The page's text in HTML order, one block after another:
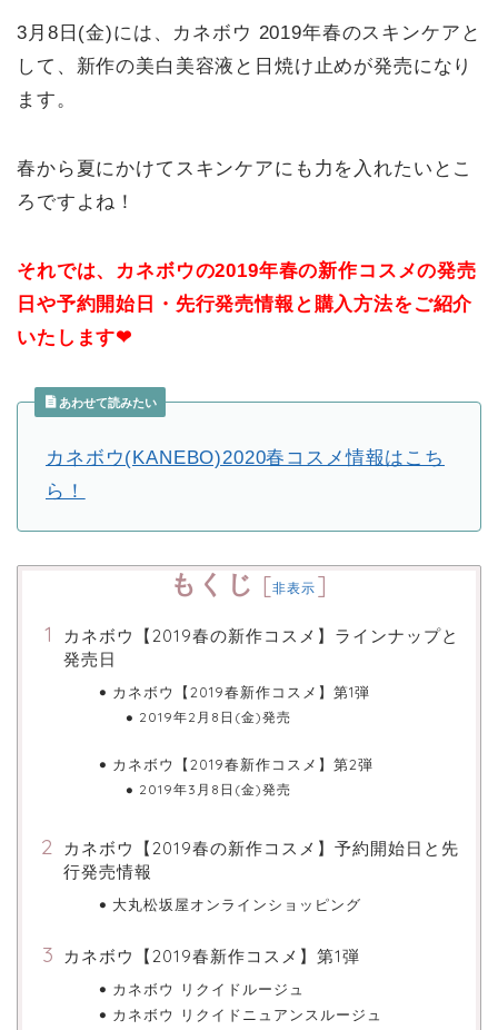
3月8日(金)には、カネボウ 2019年春のスキンケアと
して、新作の美白美容液と日焼け止めが発売になり
ます。
春から夏にかけてスキンケアにも力を入れたいとこ
ろですよね！
それでは、カネボウの2019年春の新作コスメの発売
日や予約開始日・先行発売情報と購入方法をご紹介
いたします❤
あわせて読みたい
カネボウ(KANEBO)2020春コスメ情報はこち
ら！
もくじ [非表示 ]
カネボウ【2019春の新作コスメ】ラインナップと
発売日
カネボウ【2019春新作コスメ】第1弾
2019年2月8日(金)発売
カネボウ【2019春新作コスメ】第2弾
2019年3月8日(金)発売
カネボウ【2019春の新作コスメ】予約開始日と先
行発売情報
大丸松坂屋オンラインショッピング
カネボウ【2019春新作コスメ】第1弾
カネボウ リクイドルージュ
カネボウ リクイドニュアンスルージュ